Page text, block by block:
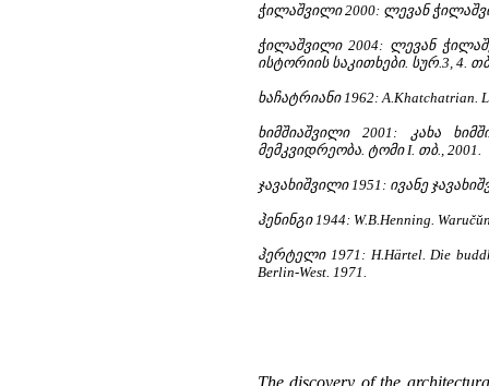
ჭილაშვილი 2000: ლევან
ჭილაშვილი 2004: ლევან
ისტორიის საკითხები. სურ.3, 4.
ხაჩატრიანი 1962: A.Khatchatrian.
ხიმშიაშვილი 2001: კახა
მემკვიდრეობა. ტომი I. თბ., 2001.
ჯავახიშვილი 1951: ივანე
ჰენინგი 1944: W.B.Henning.
ჰერტელი 1971: H.Härtel. Die
Berlin-West. 1971.
The discovery of the